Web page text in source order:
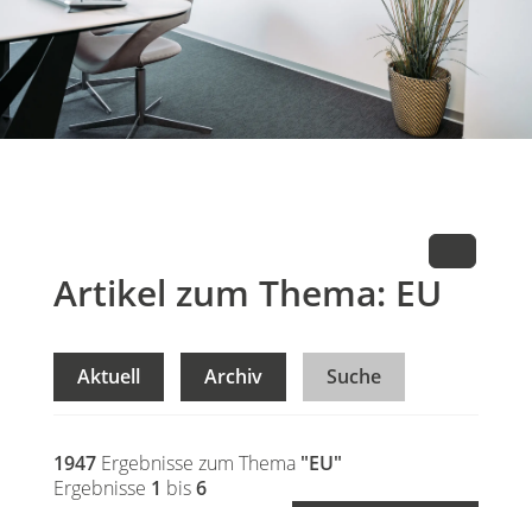
Artikel zum Thema: EU
Aktuell Archiv Suche
1947Ergebnisse zum Thema "EU"
Ergebnisse 1 bis6